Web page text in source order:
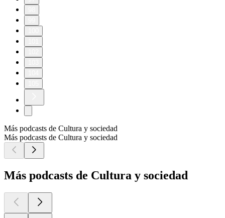
Más podcasts de Cultura y sociedad
Más podcasts de Cultura y sociedad
Más podcasts de Cultura y sociedad